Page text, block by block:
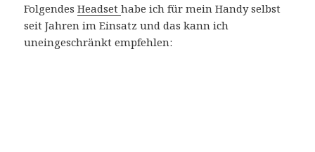
FolgendesHeadsethabe ich für mein Handy selbst
seit Jahren im Einsatz und das kann ich
uneingeschränkt empfehlen: